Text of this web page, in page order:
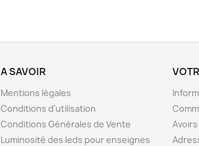
A SAVOIR
Mentions légales
Conditions d'utilisation
Conditions Générales de Vente
Luminosité des leds pour enseignes
Avoirs